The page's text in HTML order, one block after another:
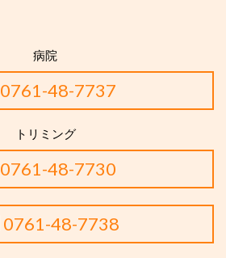
病院
0761-48-7737
トリミング
0761-48-7730
0761-48-7738